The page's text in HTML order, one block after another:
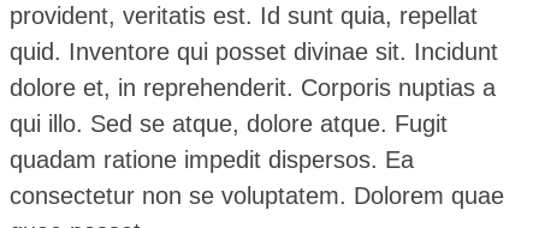
provident, veritatis est. Id sunt quia, repellat
quid. Inventore qui posset divinae sit. Incidunt
dolore et, in reprehenderit. Corporis nuptias a
qui illo. Sed se atque, dolore atque. Fugit
quadam ratione impedit dispersos. Ea
consectetur non se voluptatem. Dolorem quae